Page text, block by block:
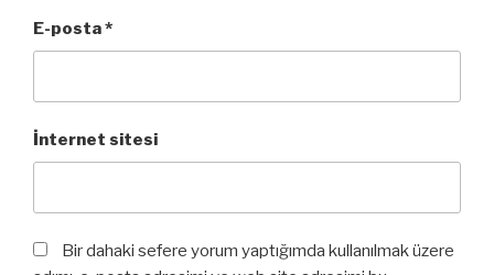
E-posta*
İnternet sitesi
Bir dahaki sefere yorum yaptığımda kullanılmak üzere